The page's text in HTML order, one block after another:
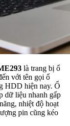
là trang bị ổ
với tên gọi ổ
HDD hiện nay. Ổ
dữ liệu nhanh gấp
nhiệt độ hoạt
pin cũng kéo